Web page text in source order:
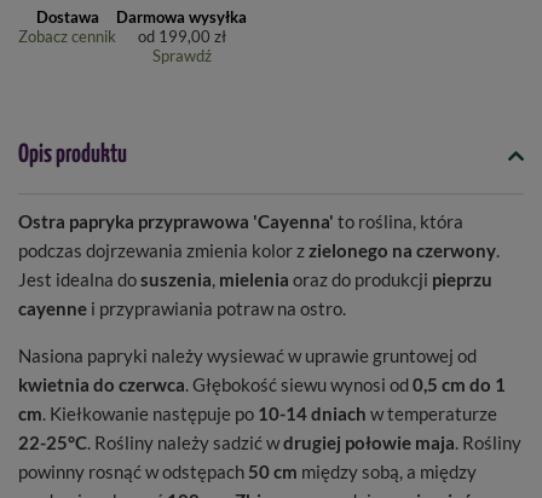
Dostawa
Zobacz cennik
Darmowa wysyłka
od 199,00 zł
Sprawdź
Opis produktu
Ostra papryka przyprawowa 'Cayenna' to roślina, która
podczas dojrzewania zmienia kolor zzielonego na czerwony.
Jest idealna dosuszenia, mielenia oraz do produkcji pieprzu
cayenne i przyprawiania potraw na ostro.
Nasiona papryki należy wysiewać w uprawie gruntowej od
kwietnia do czerwca. Głębokość siewu wynosi od0,5 cm do 1
cm. Kiełkowanie następuje po 10-14 dniach w temperaturze
22-25°C. Rośliny należy sadzić wdrugiej połowie maja. Rośliny
powinny rosnąć w odstępach 50 cm między sobą, a między